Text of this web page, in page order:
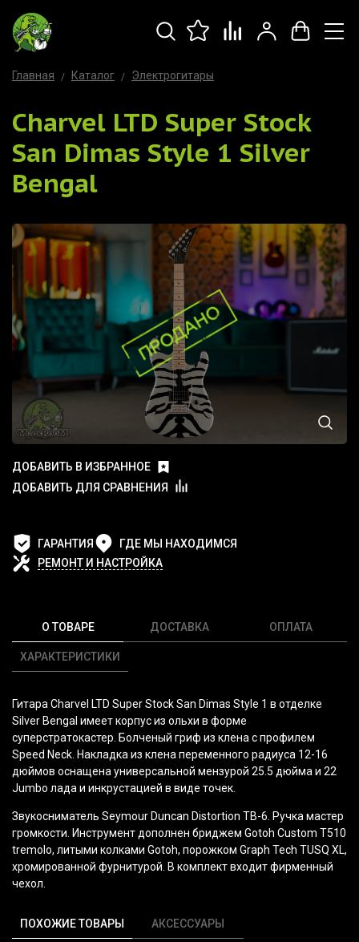
Главная Каталог Электрогитары
Charvel LTD Super Stock
San Dimas Style 1 Silver
Bengal
ДОБАВИТЬ В ИЗБРАННОЕ
ДОБАВИТЬ ДЛЯ СРАВНЕНИЯ
ГАРАНТИЯ
ГДЕ МЫ НАХОДИМСЯ
РЕМОНТ И НАСТРОЙКА
О ТОВАРЕ
ХАРАКТЕРИСТИКИ
ДОСТАВКА ОПЛАТА
Гитара Charvel LTD Super Stock San Dimas Style 1 в отделке
Silver Bengal имеет корпус из ольхи в форме
суперстратокастер. Болченый гриф из клена с профилем
Speed Neck. Накладка из клена переменного радиуса 12-16
дюймов оснащена универсальной мензурой 25.5 дюйма и 22
Jumbo лада и инкрустацией в виде точек.
Звукосниматель Seymour Duncan Distortion TB-6. Ручка мастер
громкости. Инструмент дополнен бриджем Gotoh Custom T510
tremolo, литыми колками Gotoh, порожком Graph Tech TUSQ XL,
хромированной фурнитурой. В комплект входит фирменный
чехол.
ПОХОЖИЕ ТОВАРЫ АКСЕССУАРЫ